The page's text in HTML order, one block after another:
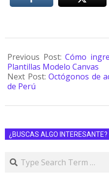
Previous Post:Cómo
Plantillas Modelo Canvas
Next Post:Octógonos de
de Perú
¿BUSCAS ALGO INTERESANTE?